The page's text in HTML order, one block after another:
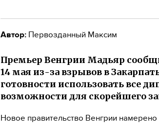
Автор: Первозданный Максим
Премьер Венгрии Мадьяр
14 мая из-за взрывов в
готовности использовать все
возможности для скорейшего
Новое правительство Венгрии